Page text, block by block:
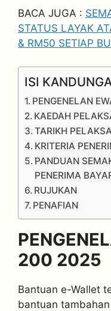
BACA JUGA :
STATUS LAYAK
& RM50 SETIAP
ISI
PENGENELAN
KAEDAH
TARIKH
KRITERIA
PANDUAN
PENERIMA
RUJUKAN
PENAFIAN
200 2025
Bantuan e-Wallet
bantuan